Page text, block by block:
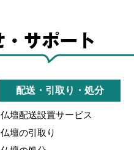
配送・引取り・処分
仏壇配送設置サービス
仏壇の引取り